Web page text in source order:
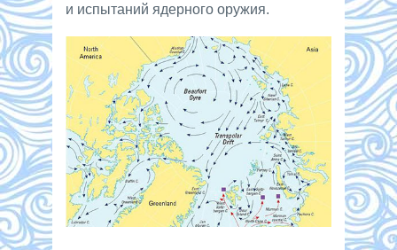
и испытаний ядерного оружия.